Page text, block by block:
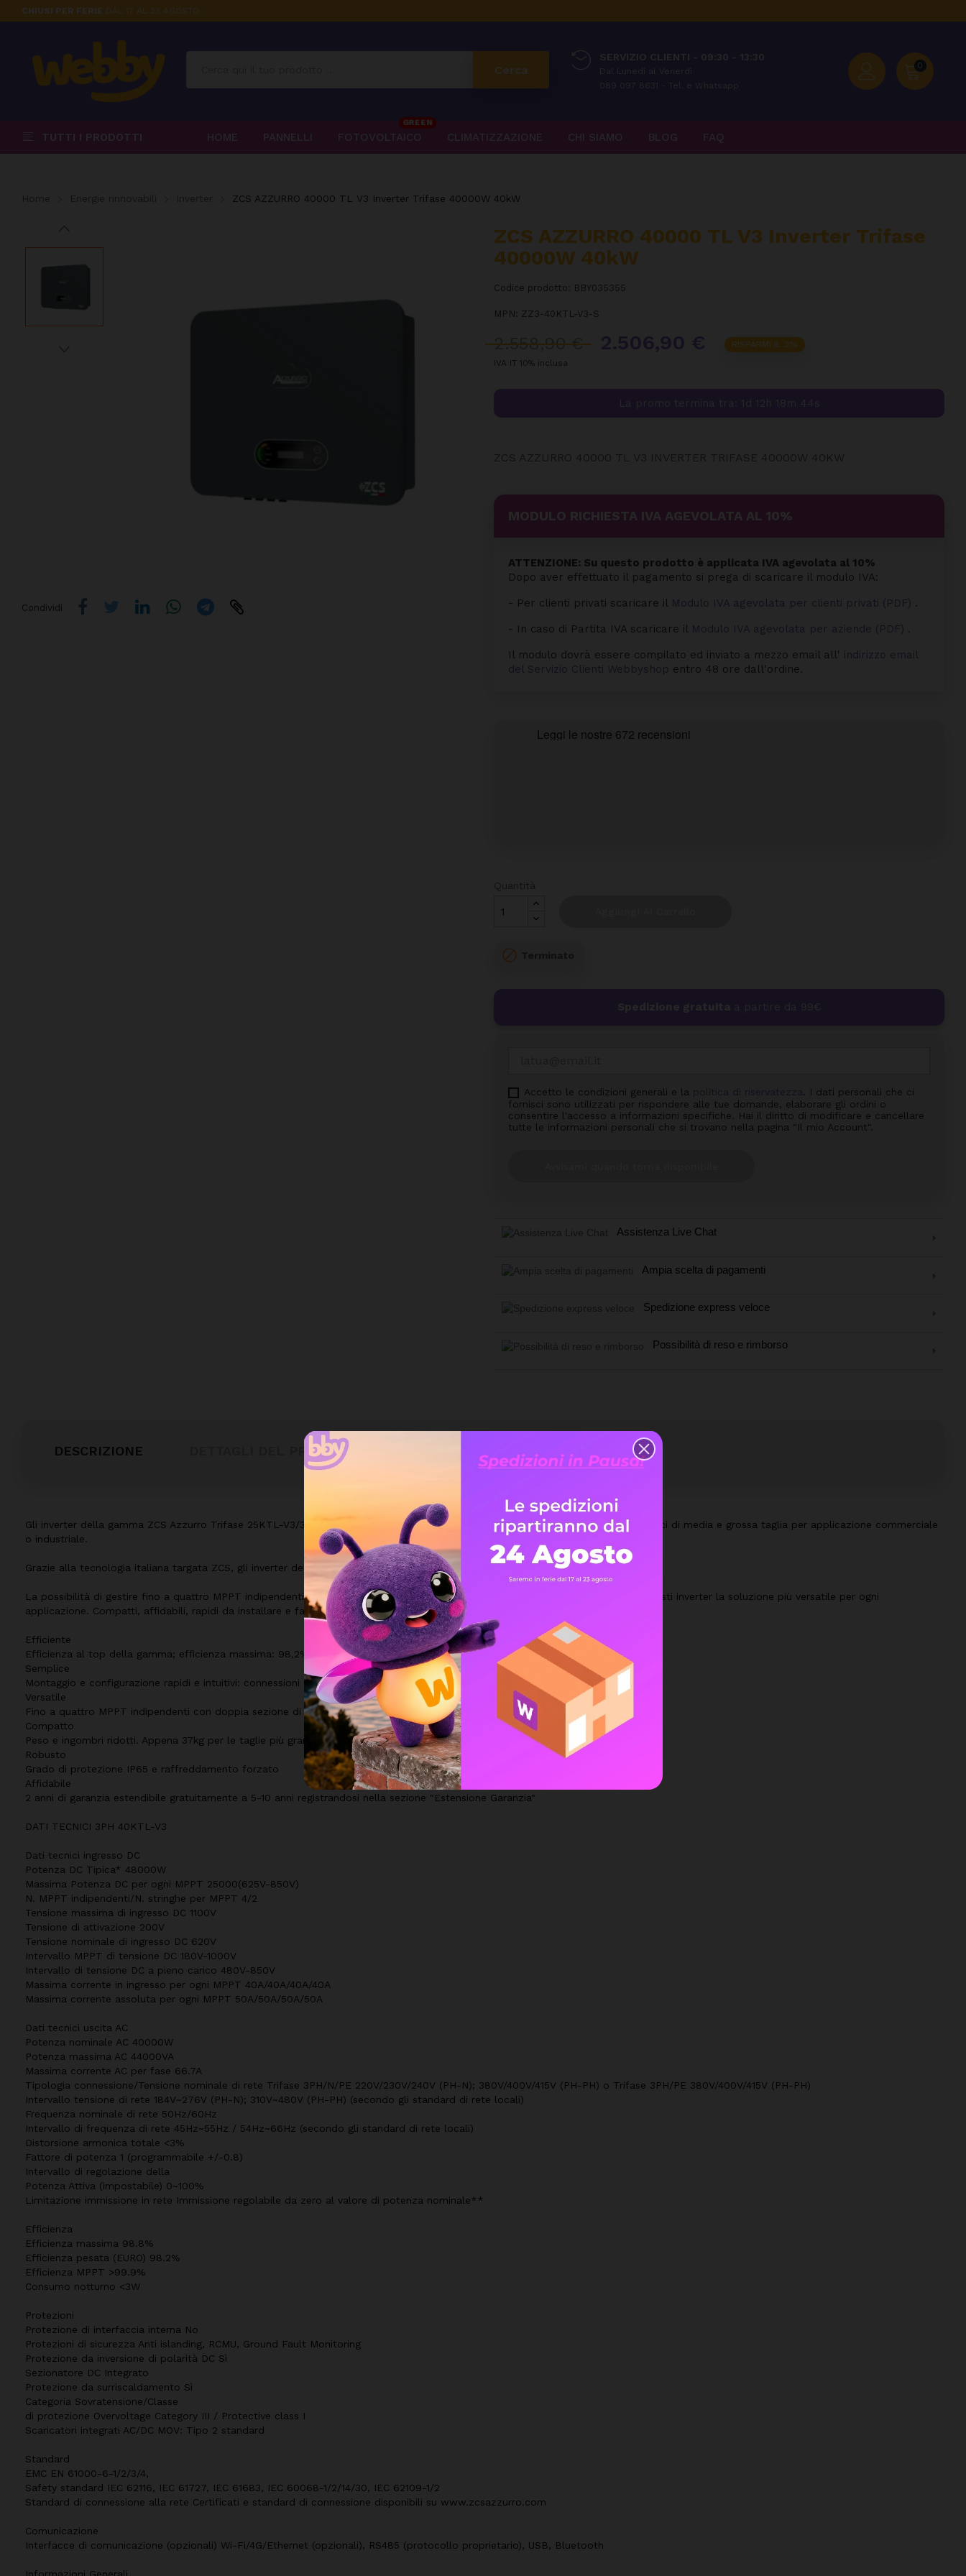
CHIUSI PER FERIE DAL 17 AL 23 AGOSTO
Cerca
SERVIZIO CLIENTI - 09:30 - 13:30
Dal Lunedì al Venerdì
089 097 8631 - Tel. e Whatsapp
0
TUTTI I PRODOTTI HOME PANNELLI FOTOVOLTAICO
GREEN
CLIMATIZZAZIONE CHI SIAMO BLOG FAQ
ZCS AZZURRO 40000 TL V3 Inverter Trifase 40000W 40kW
Condividi
ZCS AZZURRO 40000 TL V3 Inverter Trifase
40000W 40kW
Codice prodotto: BBY035355
MPN: ZZ3-40KTL-V3-S
2.558,90 €
RISPARMI IL 2%
IVA IT 10% inclusa
MODULO RICHIESTA IVA AGEVOLATA AL 10%
ATTENZIONE: Su questo prodotto è applicata IVA agevolata al 10%
Dopo aver effettuato il pagamento si prega di scaricare il modulo IVA:
- Per clienti privati scaricare il Modulo IVA agevolata per clienti privati (PDF) .
- In caso di Partita IVA scaricare il Modulo IVA agevolata per aziende (PDF) .
Il modulo dovrà essere compilato ed inviato a mezzo email all' indirizzo email
del Servizio Clienti Webbyshop entro 48 ore dall'ordine.
Accetto le condizioni generali e la
. I dati personali che ci
fornisci sono utilizzati per rispondere alle tue domande, elaborare gli ordini o
consentire l'accesso a informazioni specifiche. Hai il diritto di modificare e cancellare
tutte le informazioni personali che si trovano nella pagina "Il mio Account".
Assistenza Live Chat
Ampia scelta di pagamenti
Spedizione express veloce
Possibilità di reso e rimborso
DESCRIZIONE DETTAGLI DEL PRODOTTO
Gli inverter della gamma ZCS Azzurro Trifase 25KTL-V3/3PH 50KTL-V3, costituiscono la migliore soluzione per impianti fotovoltaici di media e grossa taglia per applicazione commerciale
o industriale.
Grazie alla tecnologia italiana targata ZCS, gli inverter della serie Azzurro sono efficienti, versatili e performanti.
La possibilità di gestire fino a quattro MPPT indipendenti in un largo range di ingresso e l'ampia disponibilità di taglie rendono questi inverter la soluzione più versatile per ogni
applicazione. Compatti, affidabili, rapidi da installare e facili da configurare.
Efficiente
Efficienza al top della gamma; efficienza massima: 98,2%
Semplice
Montaggio e configurazione rapidi e intuitivi: connessioni "plug & play"
Versatile
Fino a quattro MPPT indipendenti con doppia sezione di ingresso
Compatto
Peso e ingombri ridotti. Appena 37kg per le taglie più grandi
Robusto
Grado di protezione IP65 e raffreddamento forzato
Affidabile
2 anni di garanzia estendibile gratuitamente a 5-10 anni registrandosi nella sezione "Estensione Garanzia"
DATI TECNICI 3PH 40KTL-V3
Dati tecnici ingresso DC
Potenza DC Tipica* 48000W
Massima Potenza DC per ogni MPPT 25000(625V-850V)
N. MPPT indipendenti/N. stringhe per MPPT 4/2
Tensione massima di ingresso DC 1100V
Tensione di attivazione 200V
Tensione nominale di ingresso DC 620V
Intervallo MPPT di tensione DC 180V-1000V
Intervallo di tensione DC a pieno carico 480V-850V
Massima corrente in ingresso per ogni MPPT 40A/40A/40A/40A
Massima corrente assoluta per ogni MPPT 50A/50A/50A/50A
Dati tecnici uscita AC
Potenza nominale AC 40000W
Potenza massima AC 44000VA
Massima corrente AC per fase 66.7A
Tipologia connessione/Tensione nominale di rete Trifase 3PH/N/PE 220V/230V/240V (PH-N); 380V/400V/415V (PH-PH) o Trifase 3PH/PE 380V/400V/415V (PH-PH)
Intervallo tensione di rete 184V~276V (PH-N); 310V~480V (PH-PH) (secondo gli standard di rete locali)
Frequenza nominale di rete 50Hz/60Hz
Intervallo di frequenza di rete 45Hz~55Hz / 54Hz~66Hz (secondo gli standard di rete locali)
Distorsione armonica totale <3%
Fattore di potenza 1 (programmabile +/-0.8)
Intervallo di regolazione della
Potenza Attiva (impostabile) 0~100%
Limitazione immissione in rete Immissione regolabile da zero al valore di potenza nominale**
Efficienza
Efficienza massima 98.8%
Efficienza pesata (EURO) 98.2%
Efficienza MPPT >99.9%
Consumo notturno <3W
Protezioni
Protezione di interfaccia interna No
Protezioni di sicurezza Anti islanding, RCMU, Ground Fault Monitoring
Protezione da inversione di polarità DC Sì
Sezionatore DC Integrato
Protezione da surriscaldamento Sì
Categoria Sovratensione/Classe
di protezione Overvoltage Category III / Protective class I
Scaricatori integrati AC/DC MOV: Tipo 2 standard
Standard
EMC EN 61000-6-1/2/3/4,
Safety standard IEC 62116, IEC 61727, IEC 61683, IEC 60068-1/2/14/30, IEC 62109-1/2
Standard di connessione alla rete Certificati e standard di connessione disponibili su www.zcsazzurro.com
Comunicazione
Interfacce di comunicazione (opzionali) Wi-Fi/4G/Ethernet (opzionali), RS485 (protocollo proprietario), USB, Bluetooth